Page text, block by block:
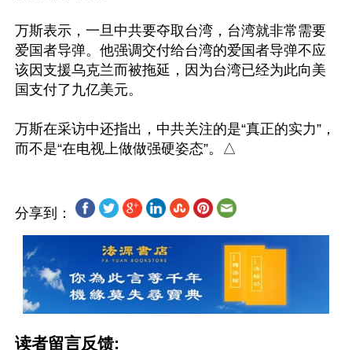
万斯表示，一旦中共要夺取台湾，台湾就非常需要
爱国者导弹。他强调交付给台湾的爱国者导弹不应
该因支援乌克兰而被拖延，因为台湾已经为此向美
国支付了九亿美元。
万斯在采访中还指出，中共关注的是“真正的实力”，
分享到：
读者留言反馈: